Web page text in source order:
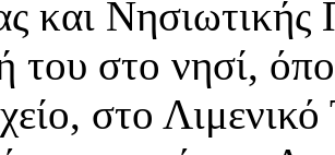
και Νησιωτικής
του στο νησί,
στο